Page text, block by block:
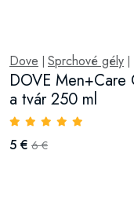
Dove | Sprchové gély |
DOVE Men+Care
a tvár 250 ml
5 € 6 €